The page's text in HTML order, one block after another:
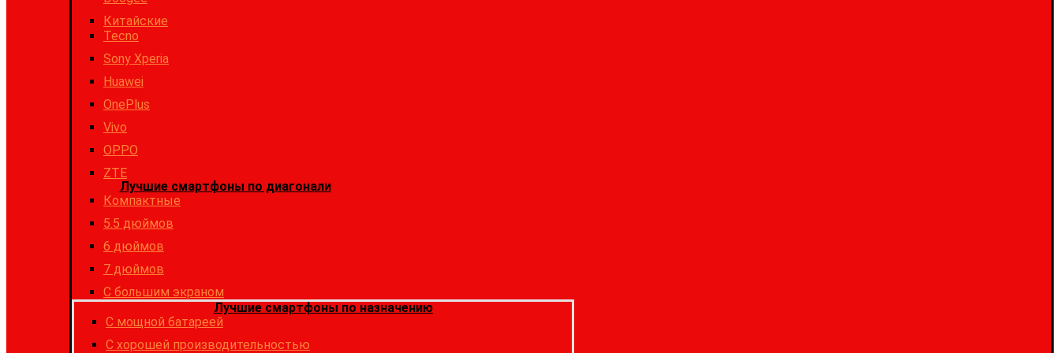
Китайские
Tecno
Sony Xperia
Huawei
OnePlus
Vivo
OPPO
ZTE
Лучшие смартфоны по диагонали
Компактные
5.5 дюймов
6 дюймов
7 дюймов
С большим экраном
Лучшие смартфоны по назначению
C мощной батареей
C хорошей производительностью